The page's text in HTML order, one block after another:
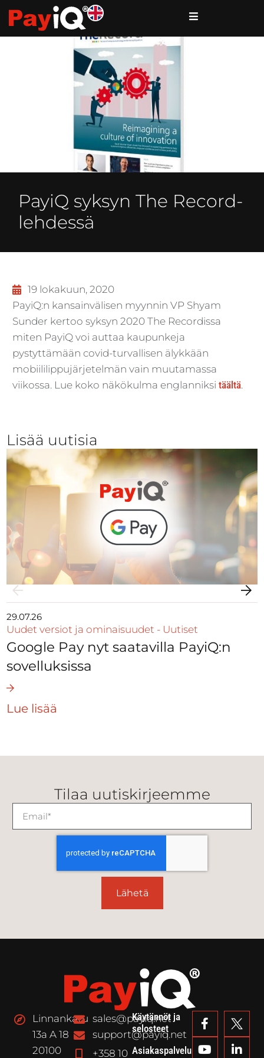
PayiQ syksyn The Record-
lehdessä
19 lokakuun, 2020
PayiQ:n kansainvälisen myynnin VP Shyam
Sunder kertoo syksyn 2020 The Recordissa
miten PayiQ voi auttaa kaupunkeja
pystyttämään covid-turvallisen älykkään
mobiililippujärjetelmän vain muutamassa
viikossa. Lue koko näkökulma englanniksi täältä.
Lisää uutisia
29.07.26
Uudet versiot ja ominaisuudet - Uutiset
Google Pay nyt saatavilla PayiQ:n
sovelluksissa
Lue lisää
Tilaa uutiskirjeemme
Lähetä
Linnankatu
13a A 18
20100
sales@payiq.net
support@payiq.net
+358 10
Käytännöt ja
selosteet
Asiakaspalvelu